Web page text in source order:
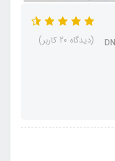
(دیدگاه 20 کاربر)